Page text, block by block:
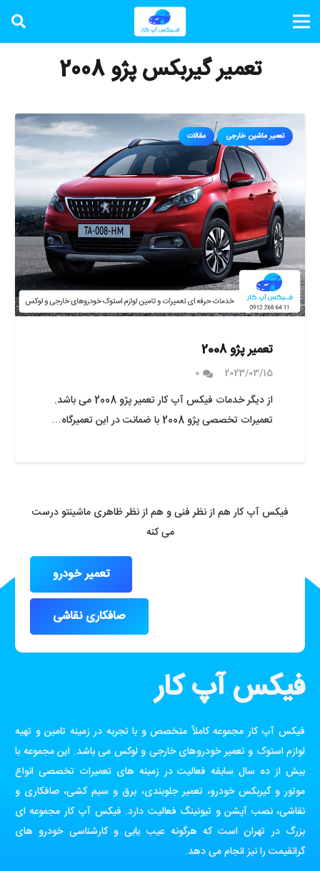
تعمیر گیربکس پژو 2008
تعمیر ماشین خارجی مقالات
تعمیر پژو 2008
2023/03/15
0
از دیگر خدمات فیکس آپ کار تعمیر پژو 2008 می باشد.
تعمیرات تخصصی پژو 2008 با ضمانت در این تعمیرگاه…
فیکس آپ کار هم از نظر فنی و هم از نظر ظاهری ماشینتو درست
می کنه
تعمیر خودرو
صافکاری نقاشی
فیکس آپ کار
فیکس آپ کار مجموعه کاملاً متخصص و با تجربه در زمینه تامین و تهیه
لوازم استوک و تعمیر خودروهای خارجی و لوکس می باشد. این مجموعه با
بیش از ده سال سابقه فعالیت در زمینه های تعمیرات تخصصی انواع
موتور و گیربکس خودرو، تعمیر جلوبندی، برق و سیم کشی، صافکاری و
نقاشی، نصب آپشن و تیونینگ فعالیت دارد. فیکس آپ کار مجموعه ای
بزرگ در تهران است که هرگونه عیب یابی و کارشناسی خودرو های
گرانقیمت را نیز انجام می دهد.